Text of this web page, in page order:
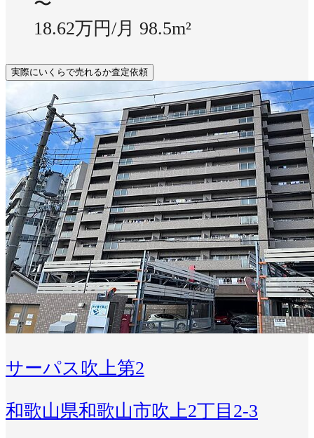
18.62万円/月 98.5m²
実際にいくらで売れるか査定依頼
サーパス吹上第2
和歌山県和歌山市吹上2丁目2-3